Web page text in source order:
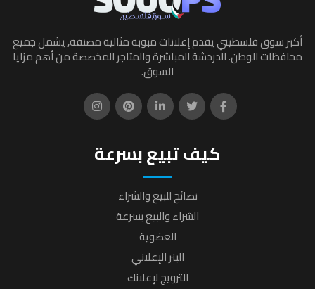
أكبر سوق فلسطيني يقدم إعلانات مبوبة مثالية مصنفة, يشمل جميع
محافظات الوطن. الدردشة المباشرة والمتاجر المخصصة من أهم مزايا
السوق.
كيف تبيع بسرعة
نصائح للبيع والشراء
الشراء والبيع بسرعة
العضوية
البنر الإعلاني
الترويج لإعلانك